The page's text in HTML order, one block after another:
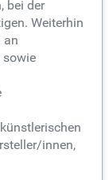
bei der
Weiterhin
an
sowie
innen,